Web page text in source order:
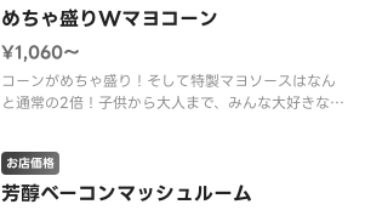
めちゃ盛りWマヨコーン
¥1,060〜
コーンがめちゃ盛り！そして特製マヨソースはなん
と通常の2倍！子供から大人まで、みんな大好きなピ
芳醇ベーコンマッシュルーム
お店価格